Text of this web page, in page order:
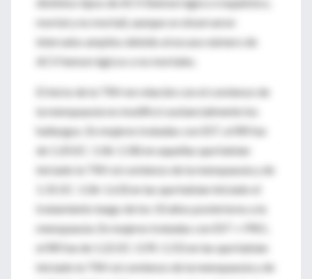
mortal y no mortal), aunque se observaron
intervalos amplios debido al escaso número de
ACV hemorrágicos o no mortales.
El inicio de la TRH en relación con el comienzo de
la menopausia no modificó sustancialmente los
hallazgos. En mujeres tratadas con EST, el RR fue
de 1.20 (IC: 1.06-1.58) en aquellas que habían
iniciado la TRH al comienzo de la menopausia y de
1.31 (IC: 1.06-1.63) en las que habían iniciado el
tratamiento luego de los 10 años posteriores a la
menopausia. En mujeres tratadas con EST + PRO,
el RR fue de 1.22 (IC: 0.95-1.55) en las que habían
iniciado la TRH al comienzo de la menopausia y de